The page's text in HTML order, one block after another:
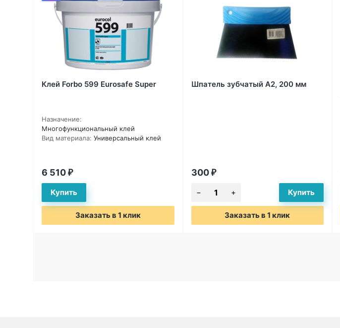
Клей Forbo 599 Eurosafe Super
Назначение:
Многофункциональный клей
Вид материала: Универсальный клей
6 510 ₽
Заказать в 1 клик
Шпатель зубчатый А2, 200 мм
300 ₽
Заказать в 1 клик